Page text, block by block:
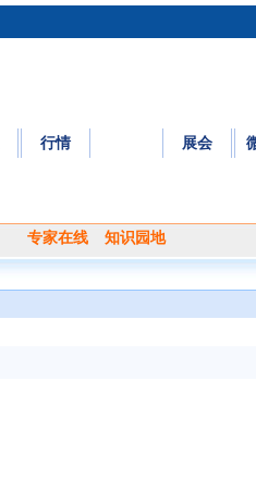
行情 展会
专家在线 知识园地